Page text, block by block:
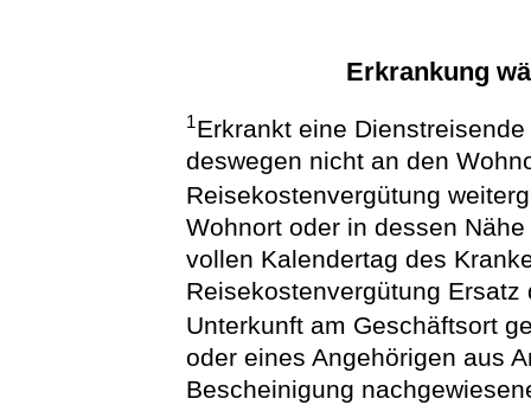
Erkrankung
1Erkrankt eine
deswegen nicht an den
Reisekostenvergütung
Wohnort oder in dessen
vollen Kalendertag des
Reisekostenvergütung
Unterkunft am Geschäftsort
oder eines Angehörigen aus
Bescheinigung